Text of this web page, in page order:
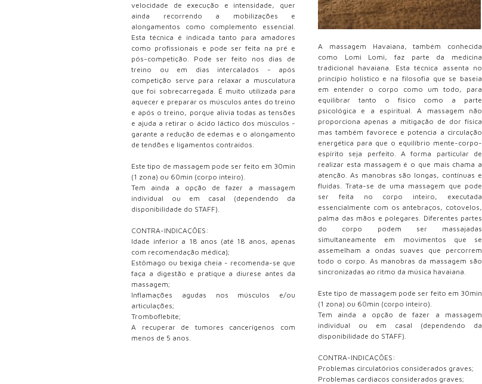
velocidade de execução e intensidade, quer
ainda recorrendo a mobilizações e
alongamentos como complemento essencial.
Esta técnica é indicada tanto para amadores
como profissionais e pode ser feita na pré e
pós-competição. Pode ser feito nos dias de
treino ou em dias intercalados - após
competição serve para relaxar a musculatura
que foi sobrecarregada. É muito utilizada para
aquecer e preparar os músculos antes do treino
e após o treino, porque alivia todas as tensões
e ajuda a retirar o ácido láctico dos músculos -
garante a redução de edemas e o alongamento
de tendões e ligamentos contraídos.
Este tipo de massagem pode ser feito em 30min
(1 zona) ou 60min (corpo inteiro).
Tem ainda a opção de fazer a massagem
individual ou em casal (dependendo da
disponibilidade do STAFF).
CONTRA-INDICAÇÕES:
Idade inferior a 18 anos (até 18 anos, apenas
com recomendação médica);
Estômago ou bexiga cheia - recomenda-se que
faça a digestão e pratique a diurese antes da
massagem;
Inflamações agudas nos músculos e/ou
articulações;
Tromboflebite;
A recuperar de tumores cancerígenos com
menos de 5 anos.
A massagem Havaiana, também conhecida
como Lomi Lomi, faz parte da medicina
tradicional havaiana. Esta técnica assenta no
princípio holístico e na filosofia que se baseia
em entender o corpo como um todo, para
equilibrar tanto o físico como a parte
psicológica e a espiritual. A massagem não
proporciona apenas a mitigação de dor física
mas também favorece e potencia a circulação
energética para que o equilíbrio mente-corpo-
espírito seja perfeito. A forma particular de
realizar esta massagem é o que mais chama a
atenção. As manobras são longas, contínuas e
fluídas. Trata-se de uma massagem que pode
ser feita no corpo inteiro, executada
essencialmente com os antebraços, cotovelos,
palma das mãos e polegares. Diferentes partes
do corpo podem ser massajadas
simultaneamente em movimentos que se
assemelham a ondas suaves que percorrem
todo o corpo. As manobras da massagem são
sincronizadas ao ritmo da música havaiana.
Este tipo de massagem pode ser feito em 30min
(1 zona) ou 60min (corpo inteiro).
Tem ainda a opção de fazer a massagem
individual ou em casal (dependendo da
disponibilidade do STAFF).
CONTRA-INDICAÇÕES:
Problemas circulatórios considerados graves;
Problemas cardiacos considerados graves;